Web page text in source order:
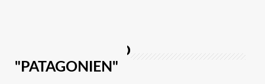
IMAGES TAGGED
"PATAGONIEN"